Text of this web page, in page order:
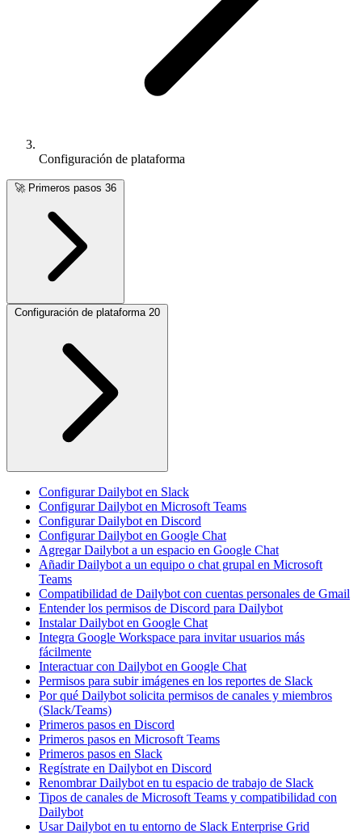
Configuración de plataforma
🚀 Primeros pasos 36
Configuración de plataforma 20
Configurar Dailybot en Slack
Configurar Dailybot en Microsoft Teams
Configurar Dailybot en Discord
Configurar Dailybot en Google Chat
Agregar Dailybot a un espacio en Google Chat
Añadir Dailybot a un equipo o chat grupal en Microsoft
Teams
Compatibilidad de Dailybot con cuentas personales de Gmail
Entender los permisos de Discord para Dailybot
Instalar Dailybot en Google Chat
Integra Google Workspace para invitar usuarios más
fácilmente
Interactuar con Dailybot en Google Chat
Permisos para subir imágenes en los reportes de Slack
Por qué Dailybot solicita permisos de canales y miembros
(Slack/Teams)
Primeros pasos en Discord
Primeros pasos en Microsoft Teams
Primeros pasos en Slack
Regístrate en Dailybot en Discord
Renombrar Dailybot en tu espacio de trabajo de Slack
Tipos de canales de Microsoft Teams y compatibilidad con
Dailybot
Usar Dailybot en tu entorno de Slack Enterprise Grid